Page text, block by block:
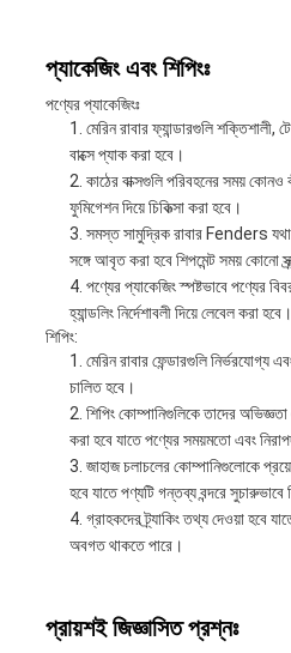
প্যাকেজিং এবং শিপিংঃ
পণ্যের প্যাকেজিংঃ
মেরিন রাবার ফ্যান্ডারগুলি
বাক্সে প্যাক করা হবে।
কাঠের বাক্সগুলি পরিবহনের সময়
ফুমিগেশন দিয়ে চিকিত্সা করা হবে।
সমস্ত সামুদ্রিক রাবার Fenders
সঙ্গে আবৃত করা হবে শিপমেন্ট সময় কোনো
পণ্যের প্যাকেজিং স্পষ্টভাবে পণ্যের
হ্যান্ডলিং নির্দেশাবলী দিয়ে লেবেল করা হবে।
শিপিং:
মেরিন রাবার ফেন্ডারগুলি নির্ভরযোগ্য
চালিত হবে।
শিপিং কোম্পানিগুলিকে তাদের অভিজ্ঞতা
করা হবে যাতে পণ্যের সময়মতো এবং
জাহাজ চলাচলের কোম্পানিগুলোকে
হবে যাতে পণ্যটি গন্তব্য বন্দরে সুচারুভাবে
গ্রাহকদের ট্র্যাকিং তথ্য দেওয়া হবে
অবগত থাকতে পারে।
প্রায়শই জিজ্ঞাসিত প্রশ্নঃ